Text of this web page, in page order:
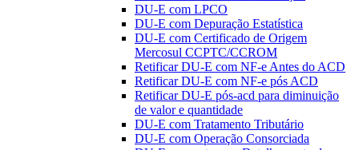
DU-E com LPCO
DU-E com Depuração Estatística
DU-E com Certificado de Origem
Mercosul CCPTC/CCROM
Retificar DU-E com NF-e Antes do ACD
Retificar DU-E com NF-e pós ACD
Retificar DU-E pós-acd para diminuição
de valor e quantidade
DU-E com Tratamento Tributário
DU-E com Operação Consorciada